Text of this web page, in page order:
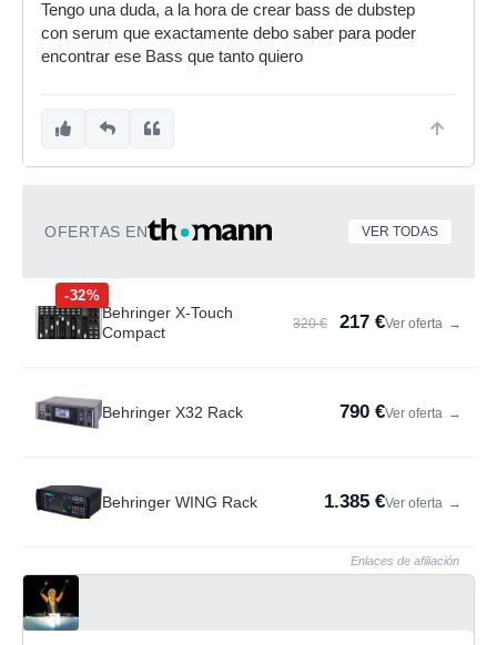
Tengo una duda, a la hora de crear bass de dubstep
con serum que exactamente debo saber para poder
encontrar ese Bass que tanto quiero
OFERTAS EN VER TODAS
-32%
Behringer X-Touch
Compact
320 € 217 €Ver oferta →
Behringer X32 Rack 790 €Ver oferta →
Behringer WING Rack 1.385 €Ver oferta →
Enlaces de afiliación